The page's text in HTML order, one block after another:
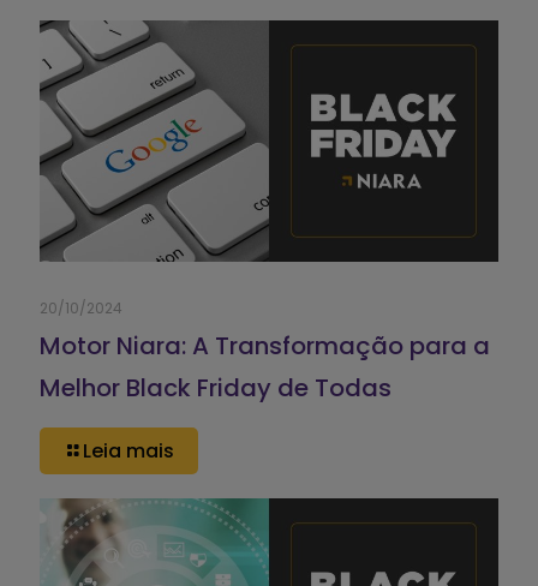
20/10/2024
Motor Niara: A Transformação para a
Melhor Black Friday de Todas
Leia mais